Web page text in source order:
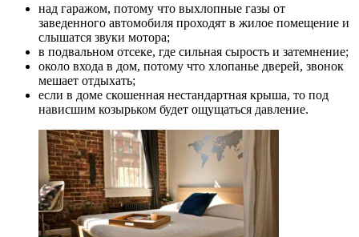
над гаражом, потому что выхлопные газы от
заведенного автомобиля проходят в жилое помещение и
слышатся звуки мотора;
в подвальном отсеке, где сильная сырость и затемнение;
около входа в дом, потому что хлопанье дверей, звонок
мешает отдыхать;
если в доме скошенная нестандартная крыша, то под
нависшим козырьком будет ощущаться давление.